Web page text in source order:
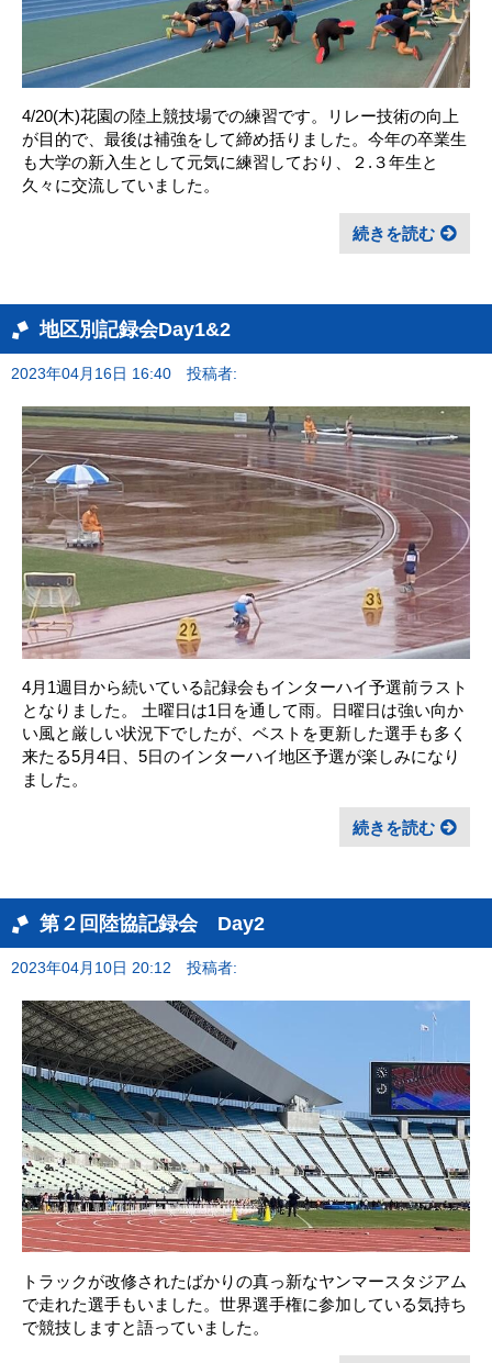
4/20(木)花園の陸上競技場での練習です。リレー技術の向上
が目的で、最後は補強をして締め括りました。今年の卒業生
も大学の新入生として元気に練習しており、２.３年生と
久々に交流していました。
続きを読む
地区別記録会Day1&2
2023年04月16日 16:40 投稿者:
4月1週目から続いている記録会もインターハイ予選前ラスト
となりました。 土曜日は1日を通して雨。日曜日は強い向か
い風と厳しい状況下でしたが、ベストを更新した選手も多く
来たる5月4日、5日のインターハイ地区予選が楽しみになり
ました。
続きを読む
第２回陸協記録会 Day2
2023年04月10日 20:12 投稿者:
トラックが改修されたばかりの真っ新なヤンマースタジアム
で走れた選手もいました。世界選手権に参加している気持ち
で競技しますと語っていました。